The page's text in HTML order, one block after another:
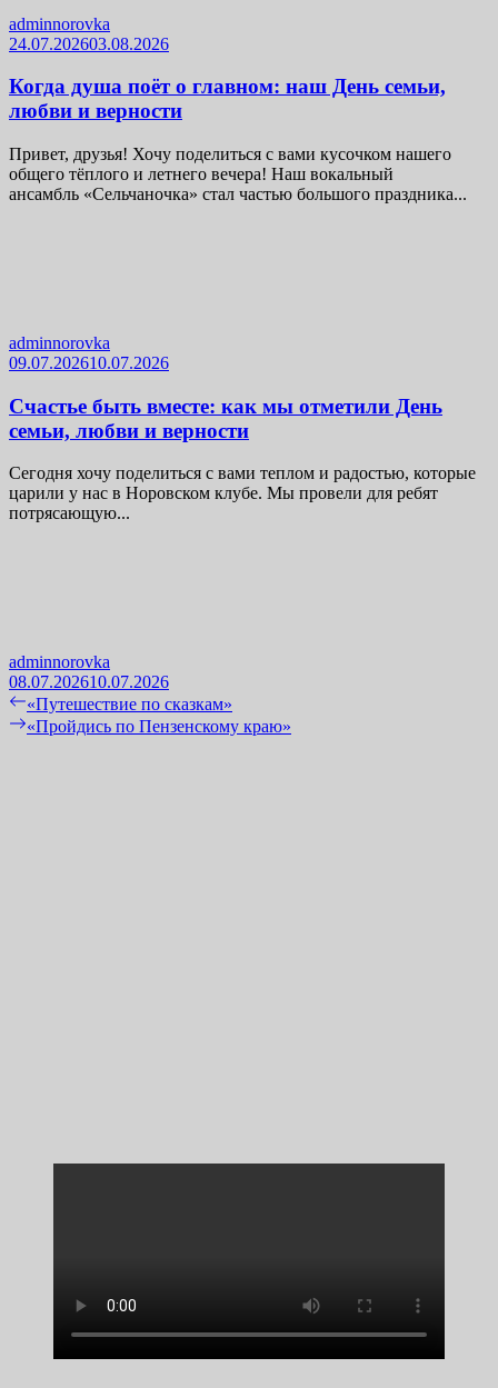
adminnorovka
24.07.202603.08.2026
Когда душа поёт о главном: наш День семьи,
любви и верности
Привет, друзья! Хочу поделиться с вами кусочком нашего
общего тёплого и летнего вечера! Наш вокальный
ансамбль «Сельчаночка» стал частью большого праздника...
adminnorovka
09.07.202610.07.2026
Счастье быть вместе: как мы отметили День
семьи, любви и верности
Сегодня хочу поделиться с вами теплом и радостью, которые
царили у нас в Норовском клубе. Мы провели для ребят
потрясающую...
adminnorovka
08.07.202610.07.2026
Навигация
по
Previous
post:
«Путешествие по сказкам»
Next
«Пройдись по Пензенскому краю»